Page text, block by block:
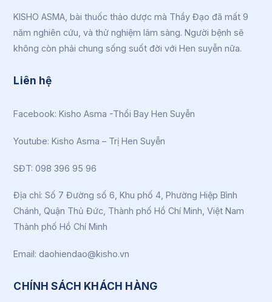
KISHO ASMA, bài thuốc thảo dược mà Thầy Đạo đã mất 9
năm nghiên cứu, và thử nghiệm lâm sàng. Người bệnh sẽ
không còn phải chung sống suốt đời với Hen suyễn nữa.
Liên hệ
Facebook:Kisho Asma -Thổi Bay Hen Suyễn
Youtube:Kisho Asma – Trị Hen Suyễn
SĐT: 098 396 95 96
Địa chỉ: Số 7 Đường số 6, Khu phố 4, Phường Hiệp Bình
Chánh, Quận Thủ Đức, Thành phố Hồ Chí Minh, Việt Nam
Thành phố Hồ Chí Minh
Email: daohiendao@kisho.vn
CHÍNH SÁCH KHÁCH HÀNG